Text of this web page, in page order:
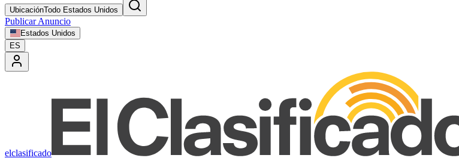
UbicaciónTodo Estados Unidos
Publicar Anuncio
Estados Unidos
ES
elclasificado